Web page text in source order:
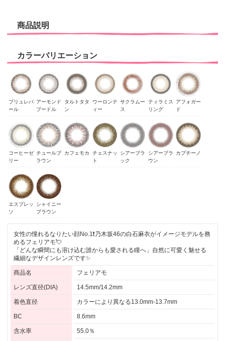
商品説明
カラーバリエーション
ブリュレパ
ール
アーモンド
プードル
タルトタタ
ン
ウーロンテ
ィー
サクラムー
ス
ティラミス
リング
アフォガー
ド
コーヒーゼ
リー
チュールブ
ラウン
カフェモカ チェスナッ
ト
シアーブラ
ック
シアーブラ
ウン
カプチーノ
エスプレッ
ソ
シャイニー
ブラウン
女性の憧れるなりたい顔No.1❗乃木坂46の白石麻衣がイメージモデルを務
めるフェリアモ💘
「どんな瞬間にも溶け込む誰からも愛される瞳へ」自然に可愛く魅せる
繊細なデザインレンズです✨
商品名 フェリアモ
レンズ直径(DIA) 14.5mm/14.2mm
着色直径 カラーにより異なる13.0mm-13.7mm
BC 8.6mm
含水率 55.0％